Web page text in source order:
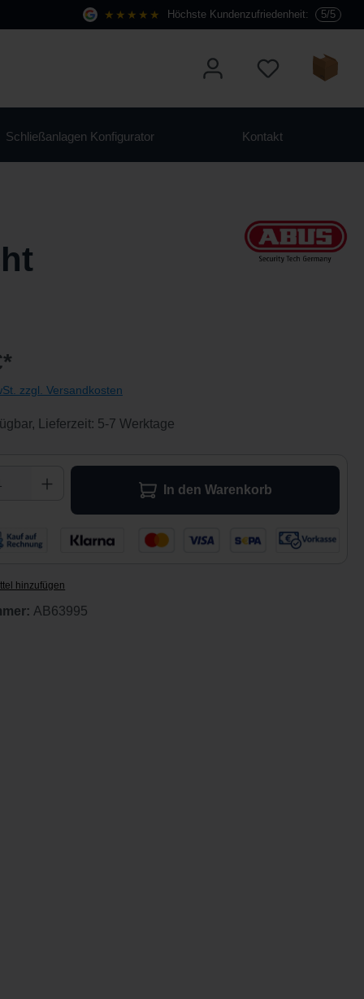
★★★★★ Höchste Kundenzufriedenheit: 5/5
Schließanlagen Konfigurator Kontakt
zzgl. Versandkosten
Lieferzeit: 5-7 Werktage
Anzahl: Gib den gewünschten Wert ein
In den Warenkorb
hinzufügen
AB63995